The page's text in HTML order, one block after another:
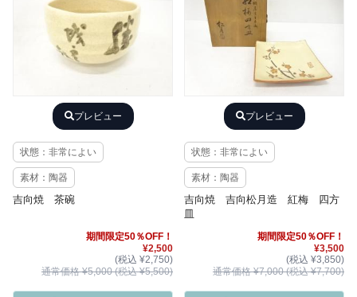
プレビュー
状態：非常によい
素材：陶器
吉向焼 茶碗
期間限定50％OFF！
¥2,500
(税込 ¥2,750)
通常価格 ¥5,000 (税込 ¥5,500)
プレビュー
状態：非常によい
素材：陶器
吉向焼 吉向松月造 紅梅 四方
皿
期間限定50％OFF！
¥3,500
(税込 ¥3,850)
通常価格 ¥7,000 (税込 ¥7,700)